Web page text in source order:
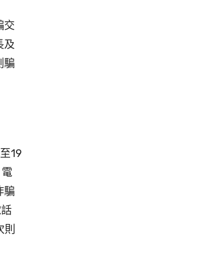
交
及
騙
19
騙